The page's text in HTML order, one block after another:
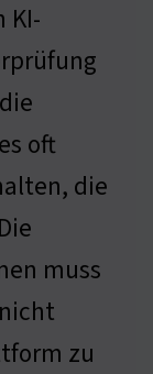
KI-
oft
die
muss
zu